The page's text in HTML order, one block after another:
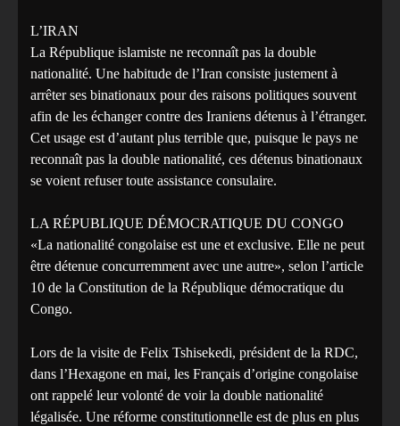
L’IRAN
La République islamiste ne reconnaît pas la double
nationalité. Une habitude de l’Iran consiste justement à
arrêter ses binationaux pour des raisons politiques souvent
afin de les échanger contre des Iraniens détenus à l’étranger.
Cet usage est d’autant plus terrible que, puisque le pays ne
reconnaît pas la double nationalité, ces détenus binationaux
se voient refuser toute assistance consulaire.
LA RÉPUBLIQUE DÉMOCRATIQUE DU CONGO
«La nationalité congolaise est une et exclusive. Elle ne peut
être détenue concurremment avec une autre», selon l’article
10 de la Constitution de la République démocratique du
Congo.
Lors de la visite de Felix Tshisekedi, président de la RDC,
dans l’Hexagone en mai, les Français d’origine congolaise
ont rappelé leur volonté de voir la double nationalité
légalisée. Une réforme constitutionnelle est de plus en plus